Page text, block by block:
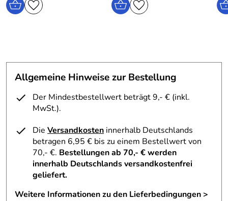
Allgemeine Hinweise zur Bestellung
Der Mindestbestellwert beträgt 9,- € (inkl.
MwSt.).
Die Versandkosten innerhalb Deutschlands
betragen 6,95 € bis zu einem Bestellwert von
70,- €. Bestellungen ab 70,- € werden
innerhalb Deutschlands versandkostenfrei
geliefert.
Weitere Informationen zu den Lieferbedingungen >